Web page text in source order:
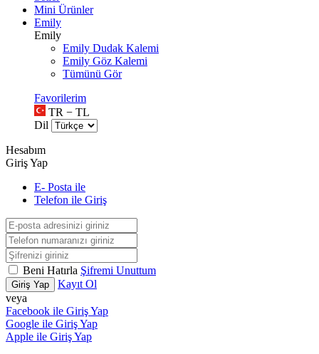
Mini Ürünler
Emily
Emily
Emily Dudak Kalemi
Emily Göz Kalemi
Tümünü Gör
Favorilerim
TR − TL
Dil
Hesabım
Giriş Yap
E- Posta ile
Telefon ile Giriş
Beni Hatırla Şifremi Unuttum
Giriş Yap
Kayıt Ol
veya
Facebook ile Giriş Yap
Google ile Giriş Yap
Apple ile Giriş Yap